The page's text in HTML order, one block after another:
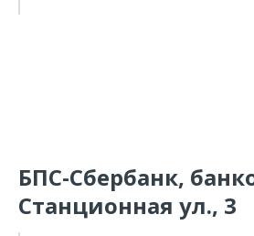
БПС-Сбербанк,
Станционная ул., 3